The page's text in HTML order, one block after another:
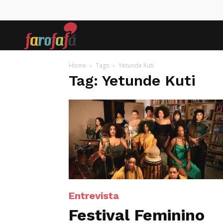
Home Tags Yetunde Kuti
Tag: Yetunde Kuti
Entrevista
Festival Feminino